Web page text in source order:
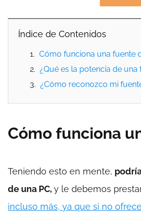
Índice de Contenidos
Cómo funciona una fuente
¿Qué es la potencia de
¿Cómo reconozco mi
Cómo funciona
Teniendo esto en mente,
de una PC,y le debemos
incluso más, ya que si no